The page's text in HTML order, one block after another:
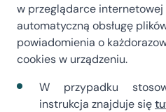
w przeglądarce
automatyczną obsługę
powiadomienia o
cookies w urządzeniu.
W przypadku
instrukcja znajduje się